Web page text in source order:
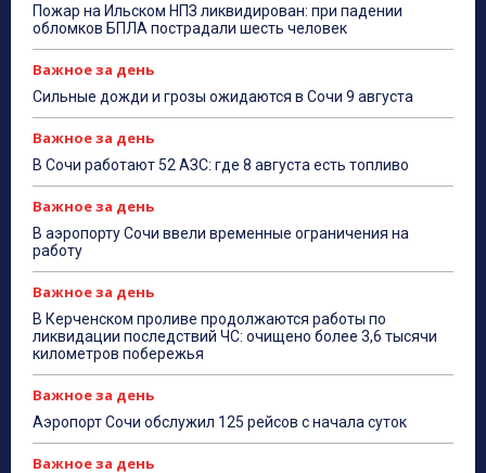
Пожар на Ильском НПЗ ликвидирован: при падении
обломков БПЛА пострадали шесть человек
Важное за день
Сильные дожди и грозы ожидаются в Сочи 9 августа
Важное за день
В Сочи работают 52 АЗС: где 8 августа есть топливо
Важное за день
В аэропорту Сочи ввели временные ограничения на
работу
Важное за день
В Керченском проливе продолжаются работы по
ликвидации последствий ЧС: очищено более 3,6 тысячи
километров побережья
Важное за день
Аэропорт Сочи обслужил 125 рейсов с начала суток
Важное за день